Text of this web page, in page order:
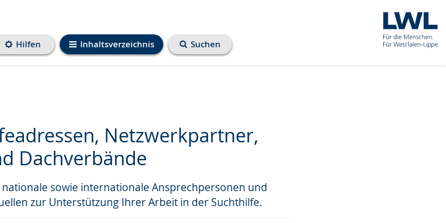
Inhaltsverzeichnis
Hilfen Suchen
Netzwerkpartner,
Dachverbände
sowie internationale Ansprechpersonen und
zur Unterstützung Ihrer Arbeit in der Suchthilfe.